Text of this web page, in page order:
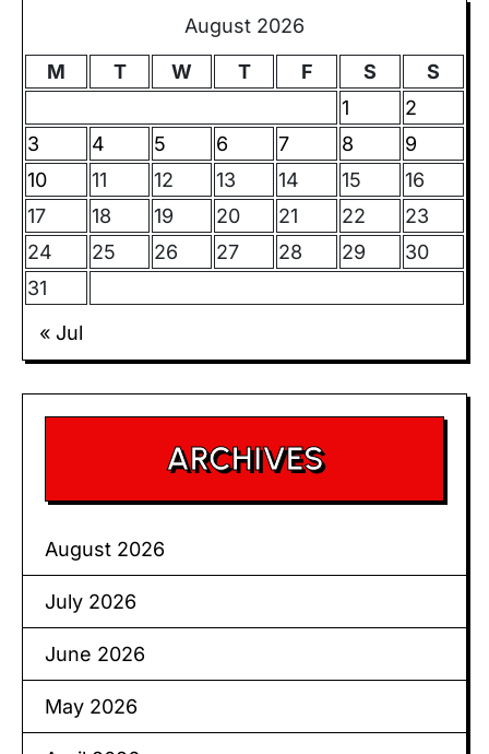
August 2026
M
T W T F S
S
1
2
3
4 5 6 7 8
9
10
11 12 13 14 15
16
17
18 19 20 21 22
23
24
25 26 27 28 29
30
31
« Jul
ARCHIVES
August 2026
July 2026
June 2026
May 2026